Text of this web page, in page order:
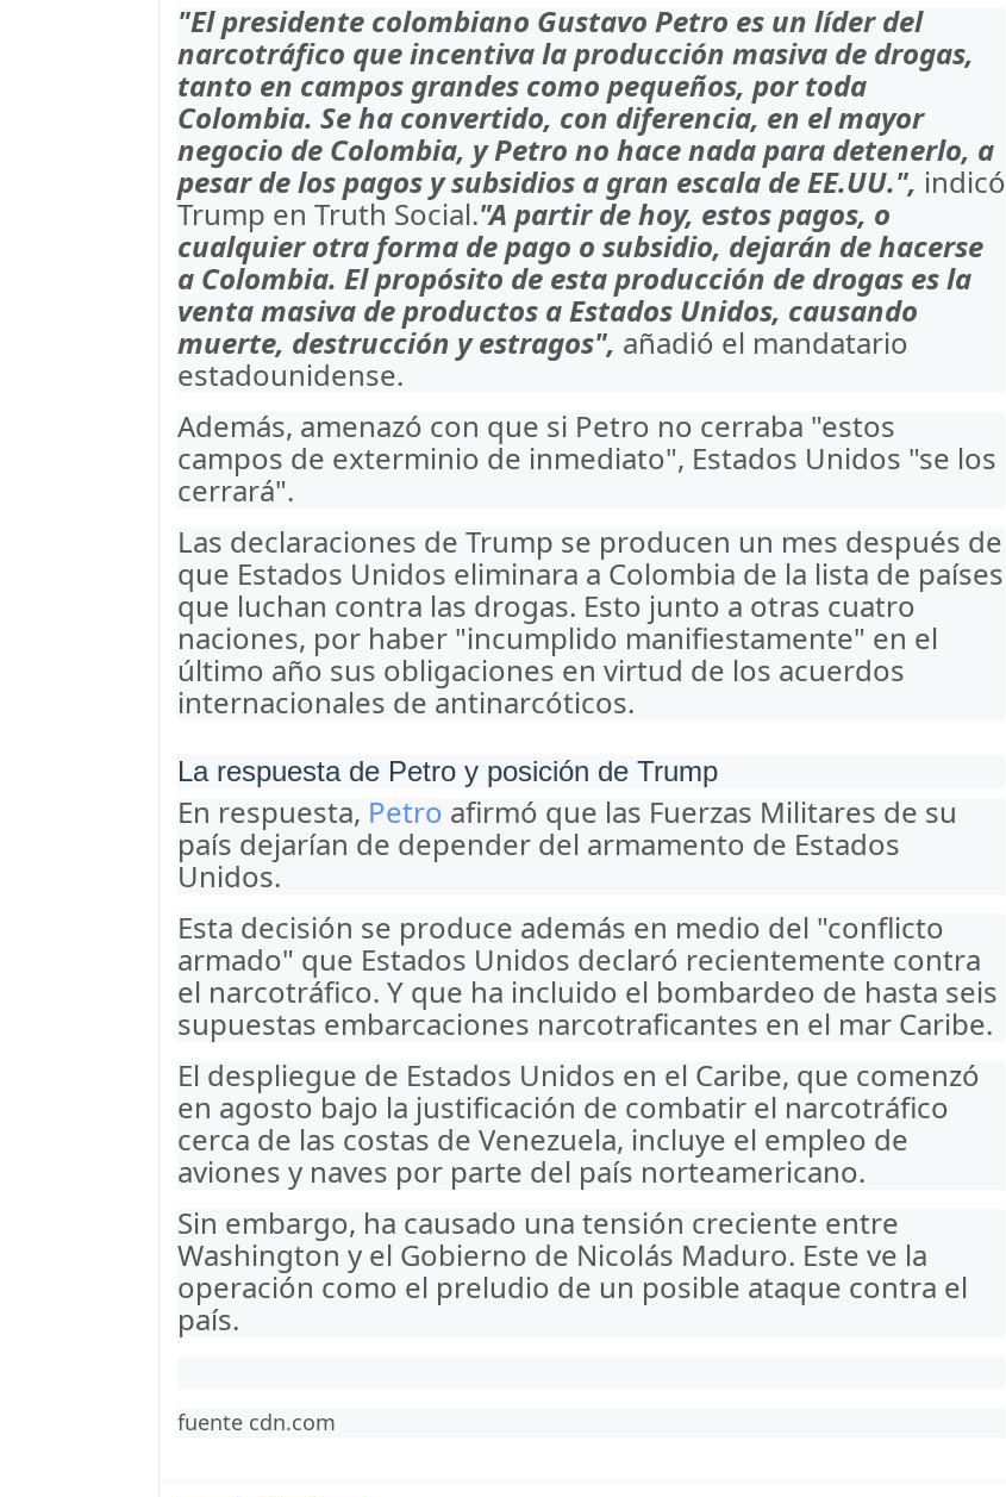
"El presidente colombiano Gustavo Petro es un líder del
narcotráfico que incentiva la producción masiva de drogas,
tanto en campos grandes como pequeños, por toda
Colombia. Se ha convertido, con diferencia, en el mayor
negocio de Colombia, y Petro no hace nada para detenerlo, a
pesar de los pagos y subsidios a gran escala de EE.UU.", indicó
Trump en Truth Social."A partir de hoy, estos pagos, o
cualquier otra forma de pago o subsidio, dejarán de hacerse
a Colombia. El propósito de esta producción de drogas es la
venta masiva de productos a Estados Unidos, causando
muerte, destrucción y estragos", añadió el mandatario
estadounidense.
Además, amenazó con que si Petro no cerraba "estos
campos de exterminio de inmediato", Estados Unidos "se los
cerrará".
Las declaraciones de Trump se producen un mes después de
que Estados Unidos eliminara a Colombia de la lista de países
que luchan contra las drogas. Esto junto a otras cuatro
naciones, por haber "incumplido manifiestamente" en el
último año sus obligaciones en virtud de los acuerdos
internacionales de antinarcóticos.
La respuesta de Petro y posición de Trump
En respuesta, Petro afirmó que las Fuerzas Militares de su
país dejarían de depender del armamento de Estados
Unidos.
Esta decisión se produce además en medio del "conflicto
armado" que Estados Unidos declaró recientemente contra
el narcotráfico. Y que ha incluido el bombardeo de hasta seis
supuestas embarcaciones narcotraficantes en el mar Caribe.
El despliegue de Estados Unidos en el Caribe, que comenzó
en agosto bajo la justificación de combatir el narcotráfico
cerca de las costas de Venezuela, incluye el empleo de
aviones y naves por parte del país norteamericano.
Sin embargo, ha causado una tensión creciente entre
Washington y el Gobierno de Nicolás Maduro. Este ve la
operación como el preludio de un posible ataque contra el
país.
fuente cdn.com